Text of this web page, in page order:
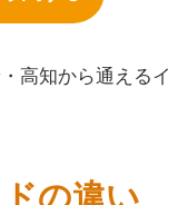
高知から通えるイ
の違い